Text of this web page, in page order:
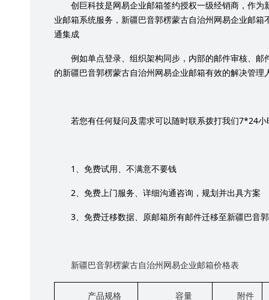
创巨科技是网易企业邮箱签约授权一级经销商，作
业邮箱系统服务，新疆巴音郭楞蒙古自治州网易企业邮
通集成
例如单点登录、组织架构同步，内部的邮件审核、
的新疆巴音郭楞蒙古自治州网易企业邮箱有效的解决管
若您有任何疑问及需求可以随时联系拨打我们7*24小
1 、免费试用、不满意不要钱
2 、免费上门服务、详细沟通咨询，规划并出具方案
3 、免费迁移数据、原邮箱所有邮件迁移至新疆巴音
新疆巴音郭楞蒙古自治州网易企业邮箱价格表
产品规格 容量 附件